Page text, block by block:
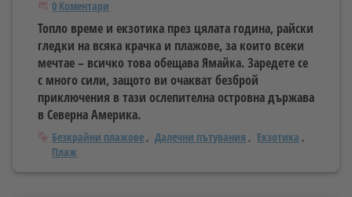
Започнете дискусията
0 Коментари
Топло време и екзотика през цялата година, райски
гледки на всяка крачка и плажове, за които всеки
мечтае – всичко това обещава Ямайка. Заредете се
с много сили, защото ви очакват безброй
приключения в тази ослепителна островна държава
в Северна Америка.
Тагове
Безкрайни плажове Далечни пътувания
Екзотика
Плаж